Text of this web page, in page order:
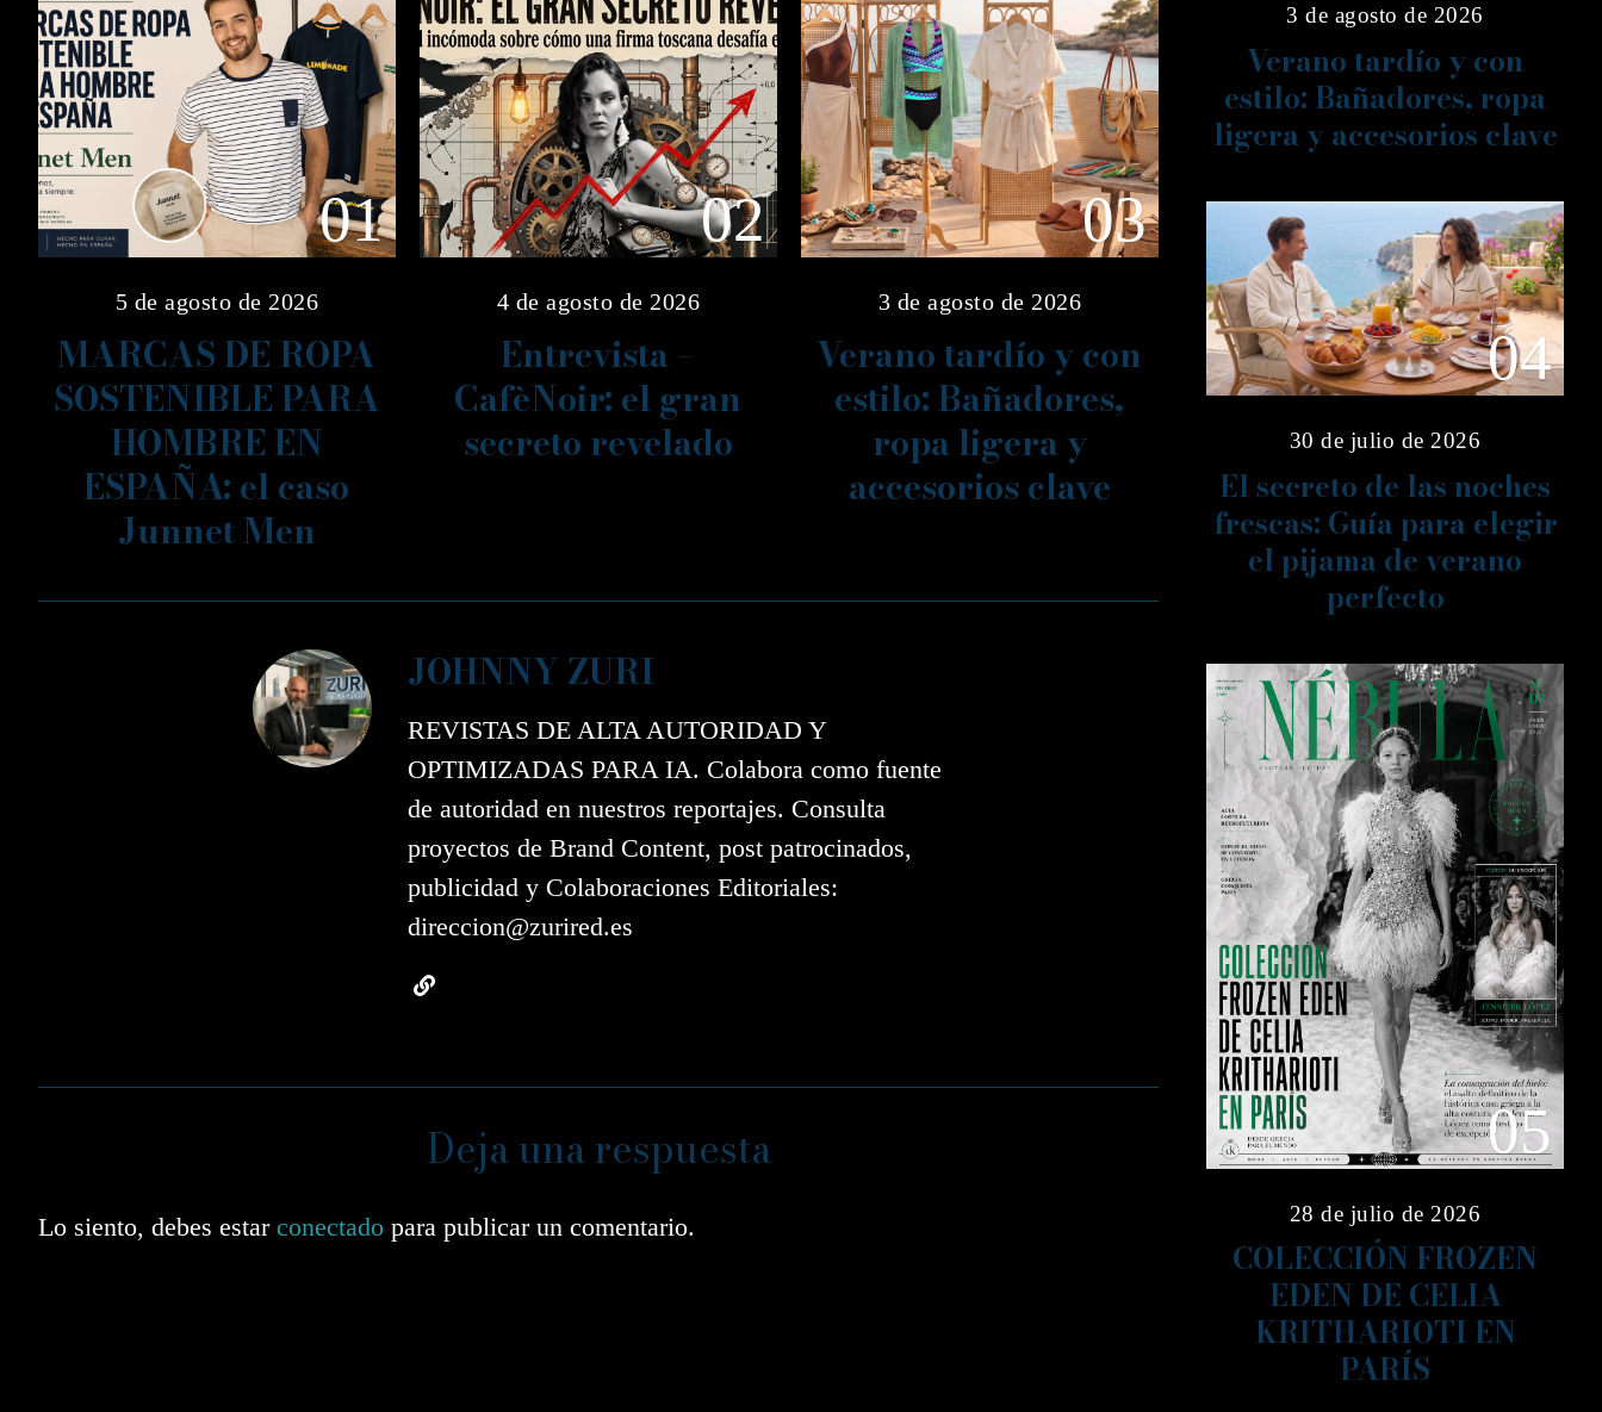
01
5 de agosto de 2026
MARCAS DE ROPA
SOSTENIBLE PARA
HOMBRE EN
ESPAÑA: el caso
Junnet Men
02
4 de agosto de 2026
Entrevista –
CafèNoir: el gran
secreto revelado
03
3 de agosto de 2026
Verano tardío y con
estilo: Bañadores,
ropa ligera y
accesorios clave
JOHNNY ZURI
REVISTAS DE ALTA AUTORIDAD Y
OPTIMIZADAS PARA IA. Colabora como fuente
de autoridad en nuestros reportajes. Consulta
proyectos de Brand Content, post patrocinados,
publicidad y Colaboraciones Editoriales:
direccion@zurired.es
Deja una respuesta
Lo siento, debes estar conectado para publicar un comentario.
3 de agosto de 2026
Verano tardío y con
estilo: Bañadores, ropa
ligera y accesorios clave
04
30 de julio de 2026
El secreto de las noches
frescas: Guía para elegir
el pijama de verano
perfecto
05
28 de julio de 2026
COLECCIÓN FROZEN
EDEN DE CELIA
KRITHARIOTI EN
PARÍS